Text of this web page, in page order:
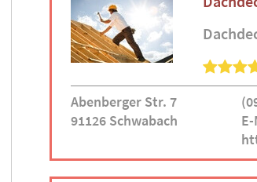
Abenberger Str. 7
91126 Schwabach